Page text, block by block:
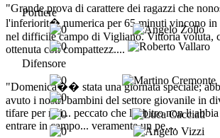
"Grande prova di carattere dei ragazzi che
l'inferiorit� numerica per 65 minuti vincono in
nel difficile campo di Vigliano. Vittoria voluta,
ottenuta con compattezz....
"Domenica�� stata una giornata speciale;
avuto i nostri bambini del settore giovanile in
tifare per noi... peccato che l'arbitro non li
entrare in campo... veramente un pe....
Portiere
Difensore